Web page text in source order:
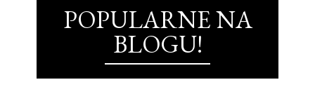
POPULARNE NA
BLOGU!